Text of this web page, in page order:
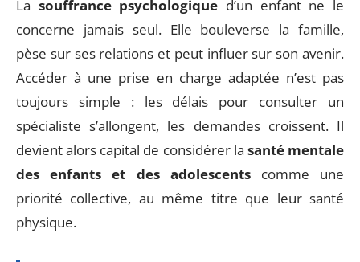
La souffrance psychologique d’un enfant ne le
concerne jamais seul. Elle bouleverse la famille,
pèse sur ses relations et peut influer sur son avenir.
Accéder à une prise en charge adaptée n’est pas
toujours simple : les délais pour consulter un
spécialiste s’allongent, les demandes croissent. Il
devient alors capital de considérer la santé mentale
des enfants et des adolescentscomme une
priorité collective, au même titre que leur santé
physique.